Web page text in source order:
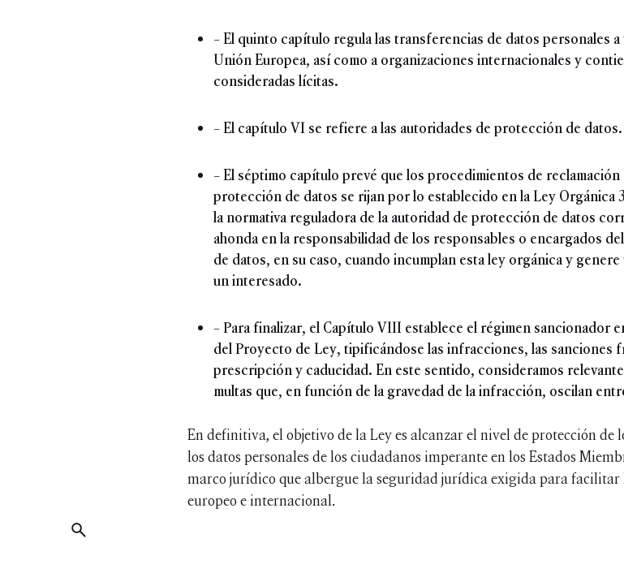
– El quinto capítulo regula las transferencias de datos personales
Unión Europea, así como a organizaciones internacionales y
consideradas lícitas.
– El capítulo VI se refiere a las autoridades de protección de datos.
– El séptimo capítulo prevé que los procedimientos de
protección de datos se rijan por lo establecido en la Ley Orgánica
la normativa reguladora de la autoridad de protección de datos
ahonda en la responsabilidad de los responsables o encargados
de datos, en su caso, cuando incumplan esta ley orgánica y
un interesado.
– Para finalizar, el Capítulo VIII establece el régimen sancionador
del Proyecto de Ley, tipificándose las infracciones, las sanciones
prescripción y caducidad. En este sentido, consideramos
multas que, en función de la gravedad de la infracción, oscilan
En definitiva, el objetivo de la Ley es alcanzar el nivel de protección de
los datos personales de los ciudadanos imperante en los Estados
marco jurídico que albergue la seguridad jurídica exigida para facilitar
europeo e internacional.